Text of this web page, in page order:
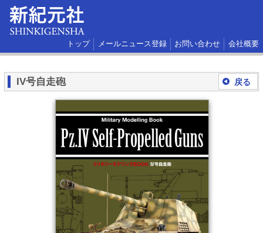
トップ メールニュース登録 お問い合わせ 会社概要
戻る
IV号自走砲